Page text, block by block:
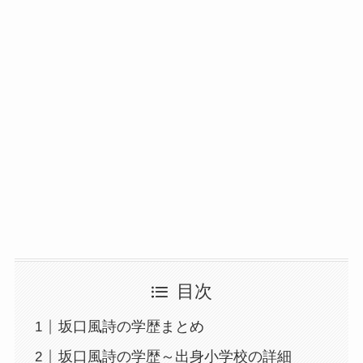
目次
坂口風詩の学歴まとめ
坂口風詩の学歴～出身小学校の詳細